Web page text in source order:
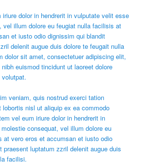
iriure dolor in hendrerit in vulputate velit esse
vel illum dolore eu feugiat nulla facilisis at
et iusto odio dignissim qui blandit
delenit augue duis dolore te feugait nulla
dolor sit amet, consectetuer adipiscing elit,
euismod tincidunt ut laoreet dolore
volutpat.
veniam, quis nostrud exerci tation
lobortis nisl ut aliquip ex ea commodo
vel eum iriure dolor in hendrerit in
consequat, vel illum dolore eu
at vero eros et accumsan et iusto odio
praesent luptatum zzril delenit augue duis
facilisi.